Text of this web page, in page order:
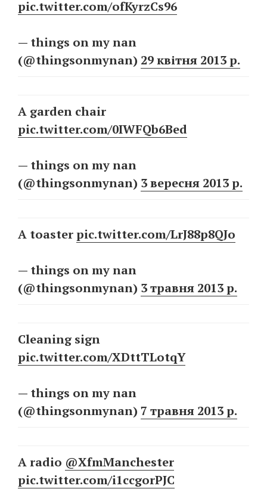
pic.twitter.com/ofKyrzCs96
— things on my nan
(@thingsonmynan) 29 квітня 2013 р.
A garden chair
pic.twitter.com/0IWFQb6Bed
— things on my nan
(@thingsonmynan) 3 вересня 2013 р.
A toasterpic.twitter.com/LrJ88p8QJo
— things on my nan
(@thingsonmynan) 3 травня 2013 р.
Cleaning sign
pic.twitter.com/XDttTLotqY
— things on my nan
(@thingsonmynan) 7 травня 2013 р.
A radio @XfmManchester
pic.twitter.com/i1ccgorPJC